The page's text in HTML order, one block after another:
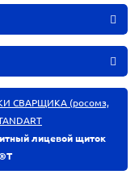
СВАРЩИКА (росомз,
лицевой щиток